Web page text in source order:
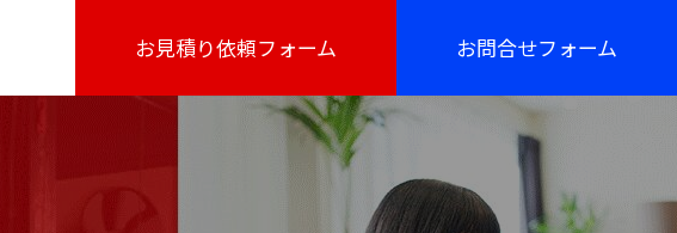
お見積り依頼フォーム お問合せフォーム